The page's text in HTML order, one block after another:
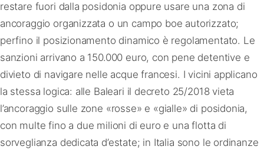
restare fuori dalla posidonia oppure usare una zona di
ancoraggio organizzata o un campo boe autorizzato;
perfino il posizionamento dinamico è regolamentato. Le
sanzioni arrivano a 150.000 euro, con pene detentive e
divieto di navigare nelle acque francesi. I vicini applicano
la stessa logica: alle Baleari il decreto 25/2018 vieta
l’ancoraggio sulle zone «rosse» e «gialle» di posidonia,
con multe fino a due milioni di euro e una flotta di
sorveglianza dedicata d’estate; in Italia sono le ordinanze